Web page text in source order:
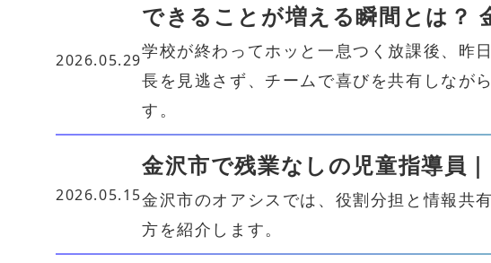
2026.05.29
できることが増える瞬間とは？
学校が終わってホッと一息つく放課後、昨
長を見逃さず、チームで喜びを共有しなが
す。
2026.05.15
金沢市で残業なしの児童指導員
金沢市のオアシスでは、役割分担と情報共
方を紹介します。